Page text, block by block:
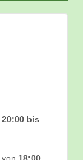
20:00 bis